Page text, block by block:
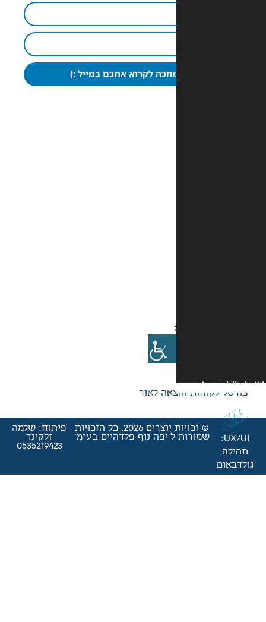
לקרוא אתכם במייל :)
לאור
© זכויות יוצרים 2026. כל הזכויות
נוף פלדהיים בע"מ'
פיתוח: שלמה
זלקינד